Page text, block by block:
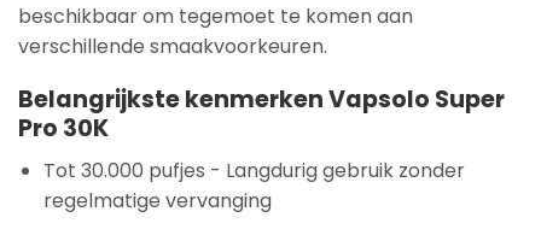
beschikbaar om tegemoet te komen aan
verschillende smaakvoorkeuren.
Belangrijkste kenmerken Vapsolo Super
Pro 30K
Tot 30.000 pufjes - Langdurig gebruik zonder
regelmatige vervanging